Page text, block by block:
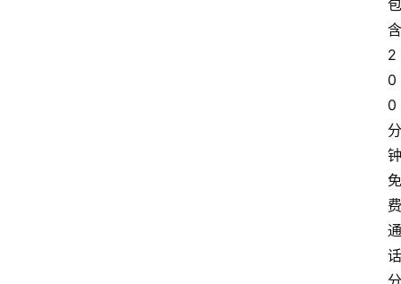
包
含
2
0
0
分
钟
免
费
通
话
分